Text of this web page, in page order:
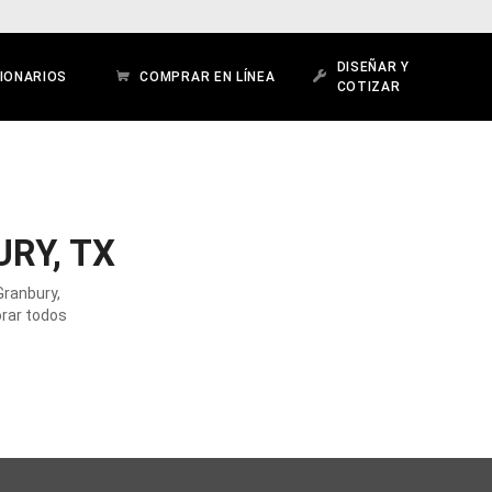
COMPRAR EN LÍNEA
DISEÑAR Y
COTIZAR
TX
todos